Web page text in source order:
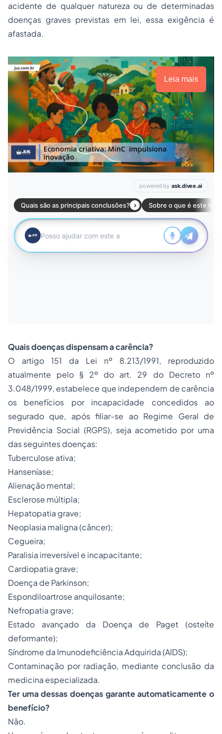
acidente de qualquer natureza ou de determinadas
doenças graves previstas em lei, essa exigência é
afastada.
Leia mais
Quais doenças dispensam a carência?
O artigo 151 da Lei nº 8.213/1991, reproduzido
atualmente pelo § 2º do art. 29 do Decreto nº
3.048/1999, estabelece que independem de carência
os benefícios por incapacidade concedidos ao
segurado que, após filiar-se ao Regime Geral de
Previdência Social (RGPS), seja acometido por uma
das seguintes doenças:
Tuberculose ativa;
Hanseníase;
Alienação mental;
Esclerose múltipla;
Hepatopatia grave;
Neoplasia maligna (câncer);
Cegueira;
Paralisia irreversível e incapacitante;
Cardiopatia grave;
Doença de Parkinson;
Espondiloartrose anquilosante;
Nefropatia grave;
Estado avançado da Doença de Paget (osteíte
deformante);
Síndrome da Imunodeficiência Adquirida (AIDS);
Contaminação por radiação, mediante conclusão da
medicina especializada.
Ter uma dessas doenças garante automaticamente o
benefício?
Não.